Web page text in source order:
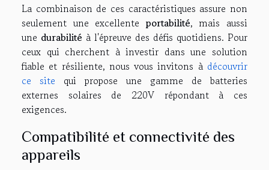
La combinaison de ces caractéristiques assure non
seulement une excellente portabilité, mais aussi
une durabilité à l'épreuve des défis quotidiens. Pour
ceux qui cherchent à investir dans une solution
fiable et résiliente, nous vous invitons à découvrir
ce site qui propose une gamme de batteries
externes solaires de 220V répondant à ces
exigences.
Compatibilité et connectivité des
appareils